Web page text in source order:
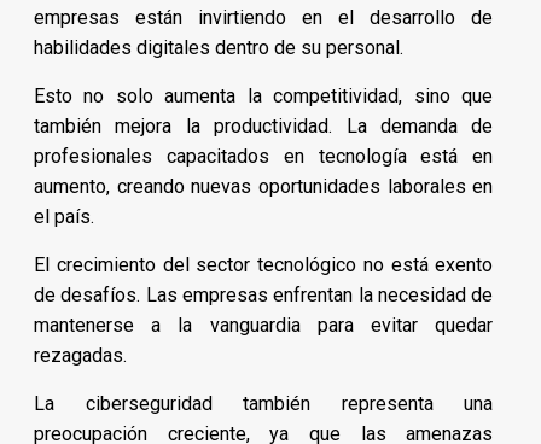
empresas están invirtiendo en el desarrollo de
habilidades digitales dentro de su personal.
Esto no solo aumenta la competitividad, sino que
también mejora la productividad. La demanda de
profesionales capacitados en tecnología está en
aumento, creando nuevas oportunidades laborales en
el país.
El crecimiento del sector tecnológico no está exento
de desafíos. Las empresas enfrentan la necesidad de
mantenerse a la vanguardia para evitar quedar
rezagadas.
La ciberseguridad también representa una
preocupación creciente, ya que las amenazas